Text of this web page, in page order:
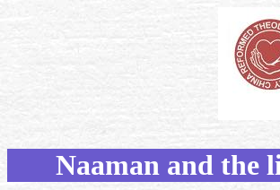
Naaman and the